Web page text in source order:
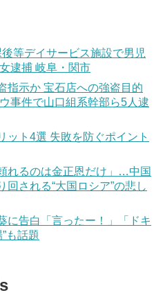
後等デイサービス施設で男児
逮捕 岐阜・関市
指示か 宝石店への強盗目的
事件で山口組系幹部ら5人逮
ット4選 失敗を防ぐポイント
れるのは金正恩だけ」…中国
される“大国ロシア”の悲し
に告白「言ったー！」「ドキ
も話題